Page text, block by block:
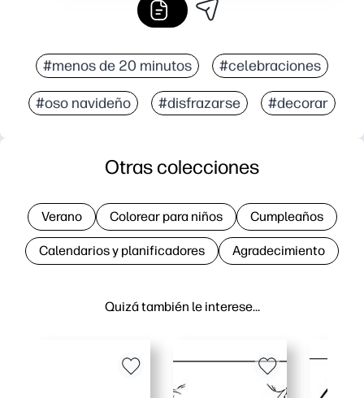
#menos de 20 minutos #celebraciones
#oso navideño #disfrazarse #decorar
Quizá también le interese…
Otras colecciones
Verano Colorear para niños Cumpleaños
Calendarios y planificadores Agradecimiento